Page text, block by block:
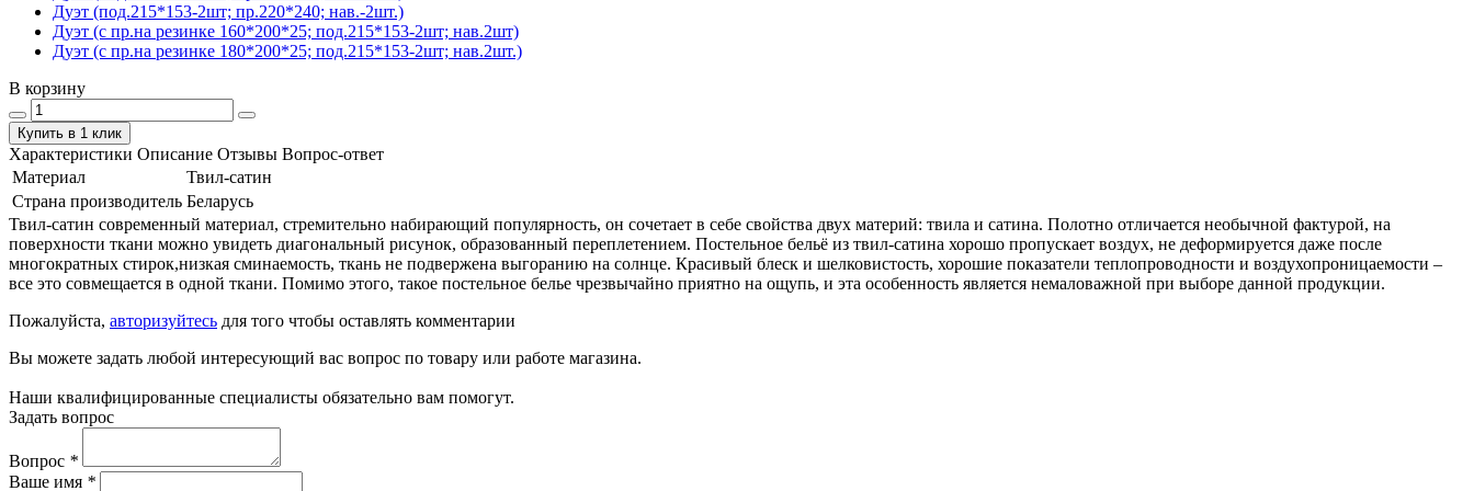
Дуэт (под.215*153-2шт; пр.220*240; нав.-2шт.)
Дуэт (с пр.на резинке 160*200*25; под.215*153-2шт; нав.2шт)
Дуэт (с пр.на резинке 180*200*25; под.215*153-2шт; нав.2шт.)
В корзину
Купить в 1 клик
Характеристики Описание Отзывы Вопрос-ответ
Материал
Твил-сатин
Страна производитель Беларусь
Твил-сатин современный материал, стремительно набирающий популярность, он сочетает в себе свойства двух материй: твила и сатина. Полотно отличается необычной фактурой, на
поверхности ткани можно увидеть диагональный рисунок, образованный переплетением. Постельное бельё из твил-сатина хорошо пропускает воздух, не деформируется даже после
многократных стирок,низкая сминаемость, ткань не подвержена выгоранию на солнце. Красивый блеск и шелковистость, хорошие показатели теплопроводности и воздухопроницаемости –
все это совмещается в одной ткани. Помимо этого, такое постельное белье чрезвычайно приятно на ощупь, и эта особенность является немаловажной при выборе данной продукции.
Пожалуйста, авторизуйтесь для того чтобы оставлять комментарии
Вы можете задать любой интересующий вас вопрос по товару или работе магазина.
Наши квалифицированные специалисты обязательно вам помогут.
Задать вопрос
Вопрос *
Ваше имя *